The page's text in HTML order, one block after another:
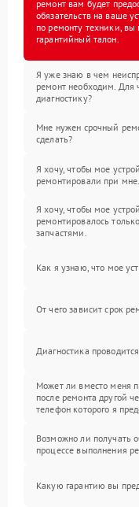
ремонт вам будет
обязательств на ваше
по ремонту техники, вы
гарантийный талон.
Я уже знаю в чем
ремонт необходим. Для
диагностику?
Мне нужен срочный
сделать?
Я хочу, чтобы мое
ремонтировали при мне.
Я хочу, чтобы мое
ремонтировалось
запчастями.
Как я узнаю, что мое
От чего зависит срок
Диагностика
Может ли вместо меня
после ремонта другой
телефон которого я
Возможно ли получать
процессе выполнения
Какую гарантию вы